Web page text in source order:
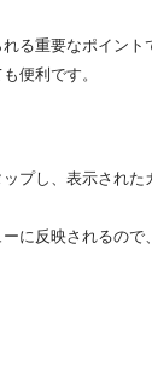
る重要なポイント
便利です。
プし、表示された
に反映されるので